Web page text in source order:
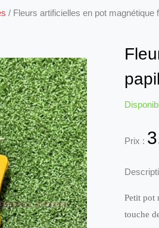
/ Fleurs artificielles en pot magnétique
Prix :
Petit pot
touche